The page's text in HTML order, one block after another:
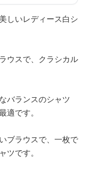
しいレディース白シ
ウスで、クラシカル
バランスのシャツ
適です。
ブラウスで、一枚で
ツです。